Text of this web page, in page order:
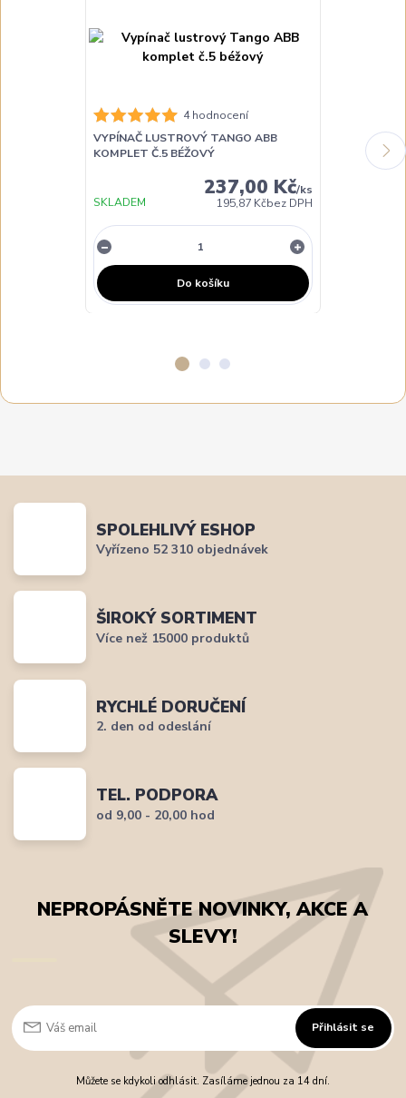
4 hodnocení
VYPÍNAČ LUSTROVÝ TANGO ABB
KOMPLET Č.5 BÉŽOVÝ
237,00 Kč/ks
195,87 Kčbez DPH
SKLADEM
Do košíku
VYPÍNAČ
KOMPLET
SPOLEHLIVÝ ESHOP
Vyřízeno 52 310 objednávek
ŠIROKÝ SORTIMENT
Více než 15000 produktů
RYCHLÉ DORUČENÍ
2. den od odeslání
TEL. PODPORA
od 9,00 - 20,00 hod
NEPROPÁSNĚTE NOVINKY, AKCE A
SLEVY!
Přihlásit se
Můžete se kdykoli odhlásit. Zasíláme jednou za 14 dní.